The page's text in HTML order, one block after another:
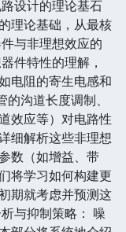
设计的理论基石
理论基础，从最核
与非理想效应的
件特性的理解，
电阻的寄生电感和
沟道长度调制、
效应等）对电路性
细解析这些非理想
数（如增益、带
将学习如何构建更
期就考虑并预测这
与抑制策略： 噪